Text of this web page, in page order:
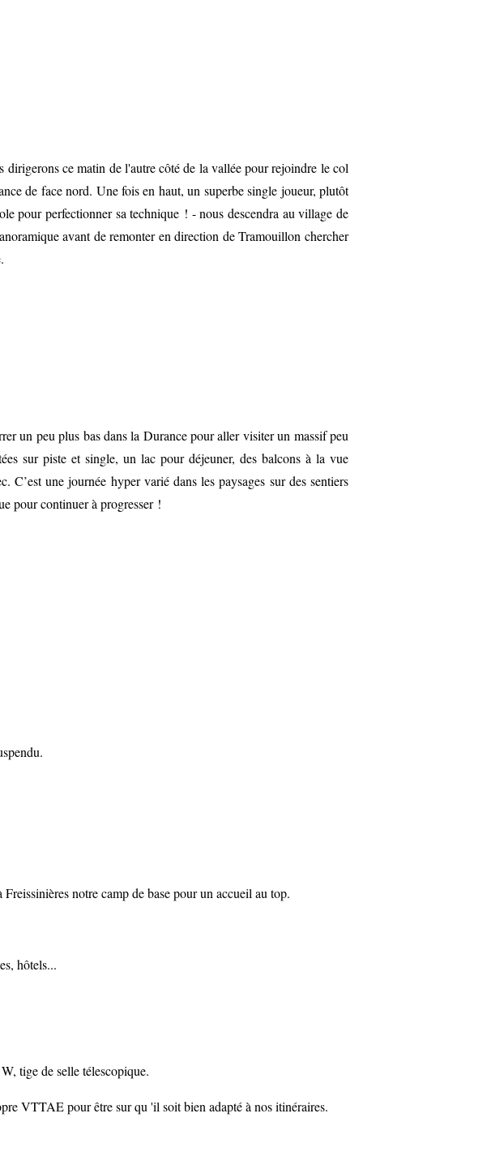
dirigerons ce matin de l'autre côté de la vallée pour rejoindre le col
de face nord. Une fois en haut, un superbe single joueur, plutôt
pour perfectionner sa technique ! - nous descendra au village de
avant de remonter en direction de Tramouillon chercher
un peu plus bas dans la Durance pour aller visiter un massif peu
sur piste et single, un lac pour déjeuner, des balcons à la vue
C’est une journée hyper varié dans les paysages sur des sentiers
pour continuer à progresser !
notre camp de base pour un accueil au top.
hôtels...
tige de selle télescopique.
VTTAE pour être sur qu 'il soit bien adapté à nos itinéraires.